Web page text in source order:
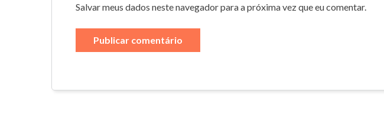
Salvar meus dados neste navegador para a próxima vez que eu comentar.